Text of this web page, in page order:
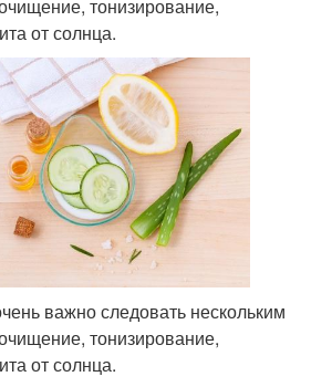
тонизирование,
от солнца.
важно следовать нескольким
тонизирование,
от солнца.